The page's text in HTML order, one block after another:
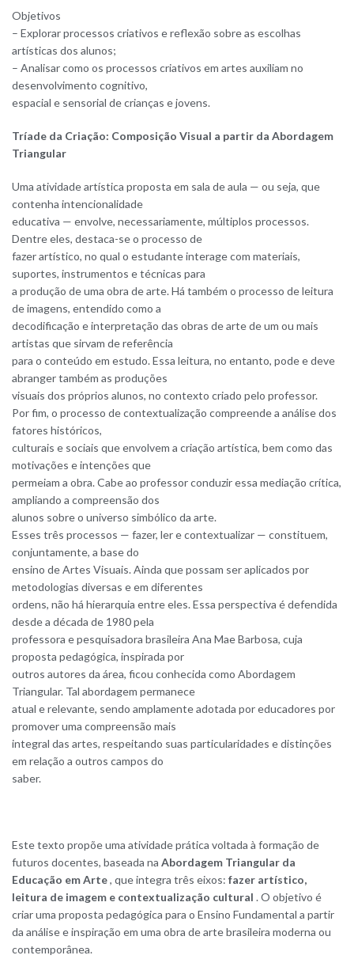
Objetivos
– Explorar processos criativos e reflexão sobre as escolhas
artísticas dos alunos;
– Analisar como os processos criativos em artes auxiliam no
desenvolvimento cognitivo,
espacial e sensorial de crianças e jovens.
Tríade da Criação: Composição Visual a partir da Abordagem
Triangular
Uma atividade artística proposta em sala de aula — ou seja, que
contenha intencionalidade
educativa — envolve, necessariamente, múltiplos processos.
Dentre eles, destaca-se o processo de
fazer artístico, no qual o estudante interage com materiais,
suportes, instrumentos e técnicas para
a produção de uma obra de arte. Há também o processo de leitura
de imagens, entendido como a
decodificação e interpretação das obras de arte de um ou mais
artistas que sirvam de referência
para o conteúdo em estudo. Essa leitura, no entanto, pode e deve
abranger também as produções
visuais dos próprios alunos, no contexto criado pelo professor.
Por fim, o processo de contextualização compreende a análise dos
fatores históricos,
culturais e sociais que envolvem a criação artística, bem como das
motivações e intenções que
permeiam a obra. Cabe ao professor conduzir essa mediação crítica,
ampliando a compreensão dos
alunos sobre o universo simbólico da arte.
Esses três processos — fazer, ler e contextualizar — constituem,
conjuntamente, a base do
ensino de Artes Visuais. Ainda que possam ser aplicados por
metodologias diversas e em diferentes
ordens, não há hierarquia entre eles. Essa perspectiva é defendida
desde a década de 1980 pela
professora e pesquisadora brasileira Ana Mae Barbosa, cuja
proposta pedagógica, inspirada por
outros autores da área, ficou conhecida como Abordagem
Triangular. Tal abordagem permanece
atual e relevante, sendo amplamente adotada por educadores por
promover uma compreensão mais
integral das artes, respeitando suas particularidades e distinções
em relação a outros campos do
saber.
Este texto propõe uma atividade prática voltada à formação de
futuros docentes, baseada na Abordagem Triangular da
Educação em Arte, que integra três eixos: fazer artístico,
leitura de imagem e contextualização cultural . O objetivo é
criar uma proposta pedagógica para o Ensino Fundamental a partir
da análise e inspiração em uma obra de arte brasileira moderna ou
contemporânea.